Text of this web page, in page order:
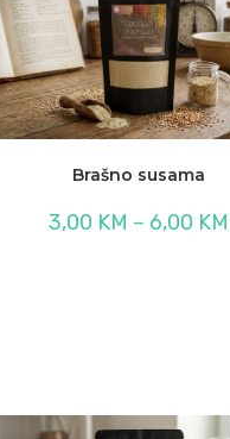
Brašno susama
3,00 KM – 6,00 KM